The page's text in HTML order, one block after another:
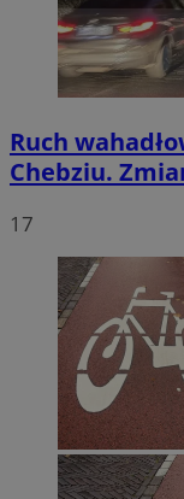
Ruch
Chebziu.
17